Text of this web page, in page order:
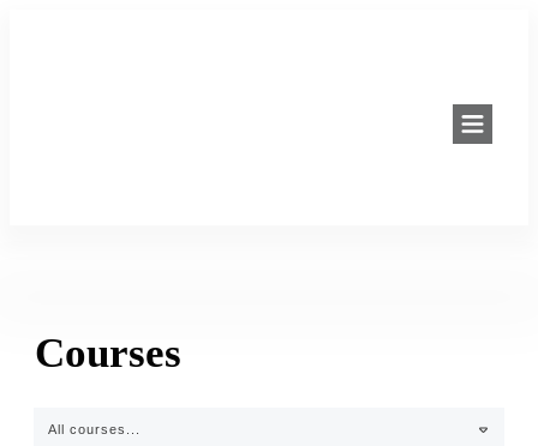
Courses
All courses...